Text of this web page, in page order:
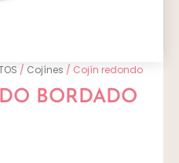
/ Cojínes / Cojín redondo
BORDADO